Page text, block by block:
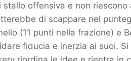
offensiva e non riescono
di scappare nel
(11 punti nella frazione) e
fiducia e inerzia ai suoi.